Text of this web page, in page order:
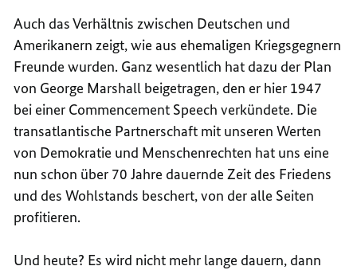
Auch das Verhältnis zwischen Deutschen und
Amerikanern zeigt, wie aus ehemaligen Kriegsgegnern
Freunde wurden. Ganz wesentlich hat dazu der Plan
von George Marshall beigetragen, den er hier 1947
bei einer Commencement Speech verkündete. Die
transatlantische Partnerschaft mit unseren Werten
von Demokratie und Menschenrechten hat uns eine
nun schon über 70 Jahre dauernde Zeit des Friedens
und des Wohlstands beschert, von der alle Seiten
profitieren.
Und heute? Es wird nicht mehr lange dauern, dann